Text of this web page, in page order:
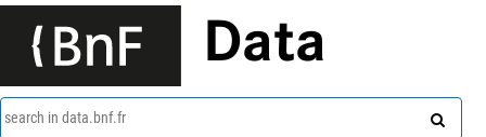
Data
search in data.bnf.fr